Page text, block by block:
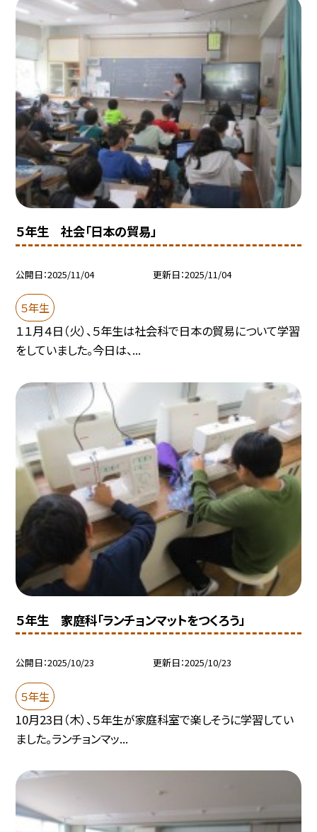
５年生 社会「日本の貿易」
公開日 2025/11/04 更新日 2025/11/04
５年生
１１月４日（火）、５年生は社会科で日本の貿易について学習
をしていました。今日は、...
５年生 家庭科「ランチョンマットをつくろう」
公開日 2025/10/23 更新日 2025/10/23
５年生
10月23日（木）、５年生が家庭科室で楽しそうに学習してい
ました。ランチョンマッ...